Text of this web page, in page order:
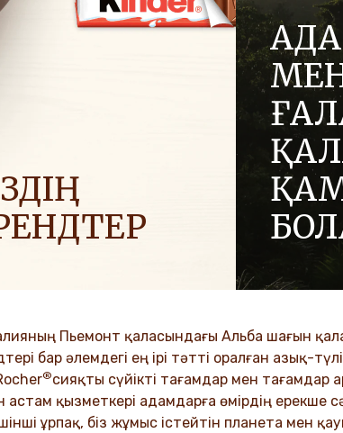
MORE
адалдық
Пьемонт қаласындағы Альба шағын
бар әлемдегі ең ірі тәтті оралған азық-
®сияқты сүйікті тағамдар мен тағамдар
қызметкері адамдарға өмірдің ерекше
ұрпақ, біз жұмыс істейтін планета мен